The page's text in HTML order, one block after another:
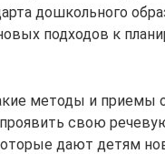
дошкольного
подходов к
методы и приемы
свою
дают детям